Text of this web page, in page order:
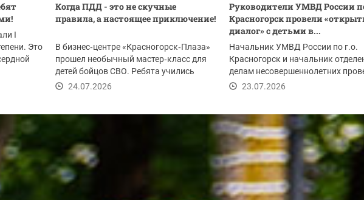
I
Это
Когда ПДД - это не скучные
правила, а настоящее приключение!
В бизнес‑центре «Красногорск‑Плаза»
прошел необычный мастер‑класс для
детей бойцов СВО. Ребята учились
правилам...
24.07.2026
Руководители УМВД России
Красногорск провели
диалог» с детьми в...
Начальник УМВД России по г.о.
Красногорск и начальник
делам несовершеннолетних
мероприятие в...
23.07.2026